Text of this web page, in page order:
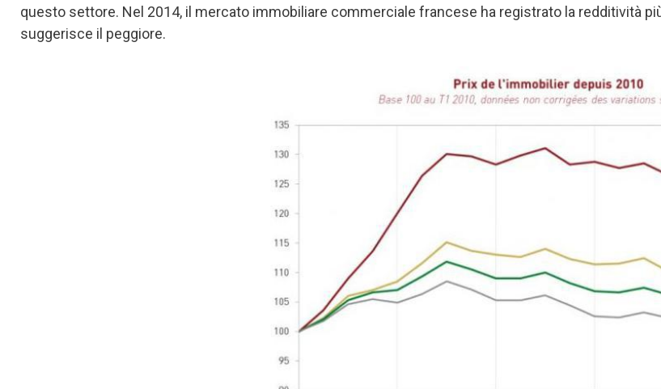
questo settore. Nel 2014, il mercato immobiliare commerciale francese ha registrato la redditività
suggerisce il peggiore.